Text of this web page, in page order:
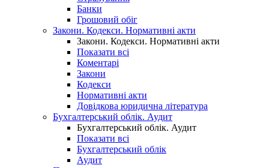
Банки
Грошовий обіг
Закони. Кодекси. Нормативні акти
Закони. Кодекси. Нормативні акти
Показати всі
Коментарі
Закони
Кодекси
Нормативні акти
Довідкова юридична література
Бухгалтерський облік. Аудит
Бухгалтерський облік. Аудит
Показати всі
Бухгалтерський облік
Аудит